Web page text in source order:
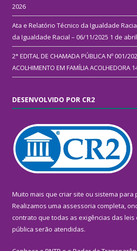
2026
Ata e Relatório Técnico da Igualdade
da Igualdade Racial – 06/11/2025 1 de
2° EDITAL DE CHAMADA PÚBLICA Nº 001/
ACOLHIMENTO EM FAMÍLIA ACOLHEDORA
DESENVOLVIDO POR CR2
Muito mais que criar site ou sistema para
Realizamos uma assessoria completa,
contrato que todas as exigências das leis
pública serão atendidas.